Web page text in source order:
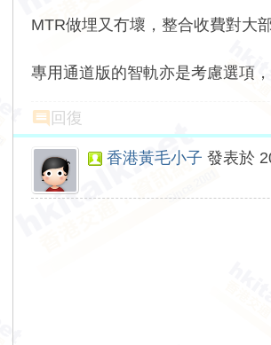
MTR做埋又冇壞，整合收費對大
專用通道版的智軌亦是考慮選項
回復
香港黃毛小子 發表於